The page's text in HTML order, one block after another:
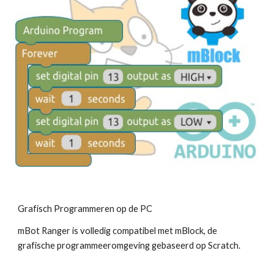
Grafisch Programmeren op de PC
mBot Ranger is volledig compatibel met mBlock, de
grafische programmeeromgeving gebaseerd op Scratch.